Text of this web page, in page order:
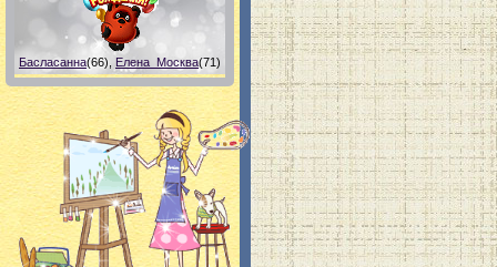
Басласанна(66) Елена_Москва(71)